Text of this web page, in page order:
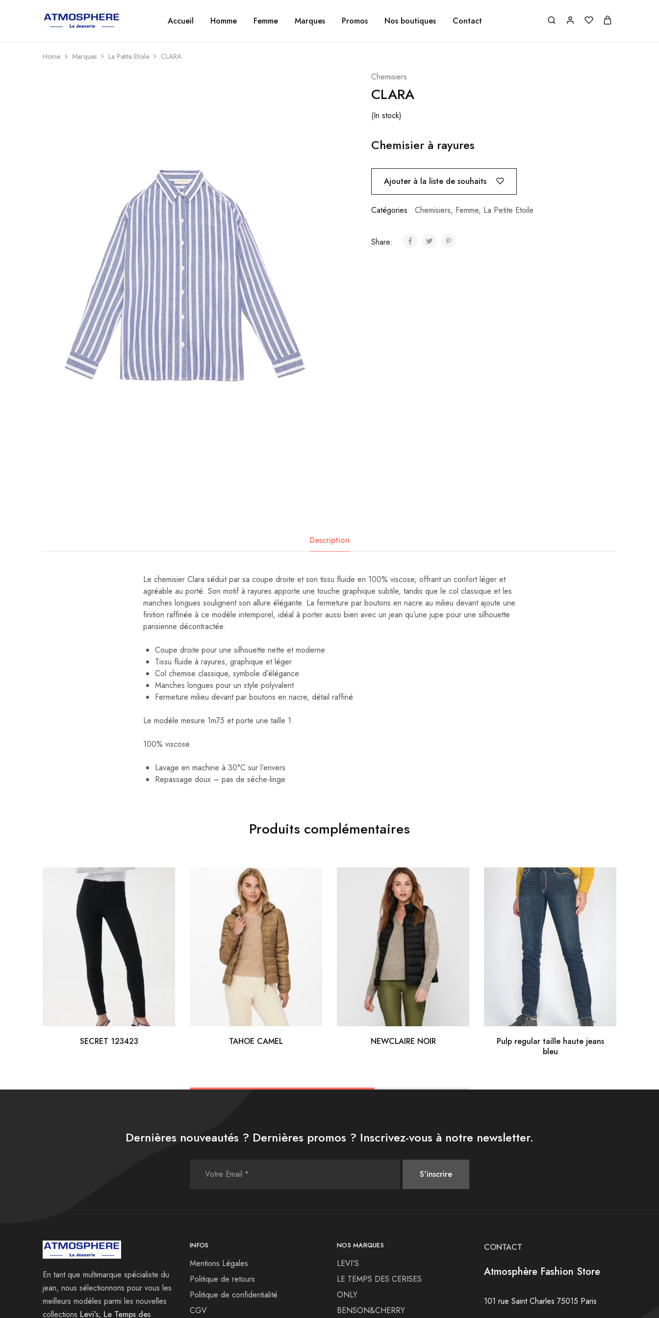
Atmosphère
La
Un
utilisant
Accueil Homme Femme Marques Promos Nos boutiques Contact
Home Marques La Petite Etoile CLARA
Chemisiers
CLARA
(In stock)
Chemisier à rayures
Ajouter à la liste de souhaits
Catégories Chemisiers, Femme, La Petite Etoile
Share:
Description
Le chemisier Clara séduit par sa coupe droite et son tissu fluide en 100% viscose, offrant un confort léger et
agréable au porté. Son motif à rayures apporte une touche graphique subtile, tandis que le col classique et les
manches longues soulignent son allure élégante. La fermeture par boutons en nacre au milieu devant ajoute une
finition raffinée à ce modèle intemporel, idéal à porter aussi bien avec un jean qu’une jupe pour une silhouette
parisienne décontractée.
Coupe droite pour une silhouette nette et moderne
Tissu fluide à rayures, graphique et léger
Col chemise classique, symbole d’élégance
Manches longues pour un style polyvalent
Fermeture milieu devant par boutons en nacre, détail raffiné
Le modèle mesure 1m75 et porte une taille 1.
100% viscose
Lavage en machine à 30°C sur l’envers
Repassage doux – pas de sèche-linge
Produits complémentaires
SECRET 123423 TAHOE CAMEL NEWCLAIRE NOIR
Pulp regular taille haute jeans
bleu
Dernières nouveautés ? Dernières promos ? Inscrivez-vous à notre newsletter.
En tant que multimarque spécialiste du
jean, nous sélectionnons pour vous les
meilleurs modèles parmi les nouvelles
collections Levi’s, Le Temps des
INFOS
Mentions Légales
Politique de retours
Politique de confidentialité
CGV
NOS MARQUES
LEVI’S
LE TEMPS DES CERISES
ONLY
BENSON&CHERRY
CONTACT
Atmosphère Fashion Store
101 rue Saint Charles 75015 Paris